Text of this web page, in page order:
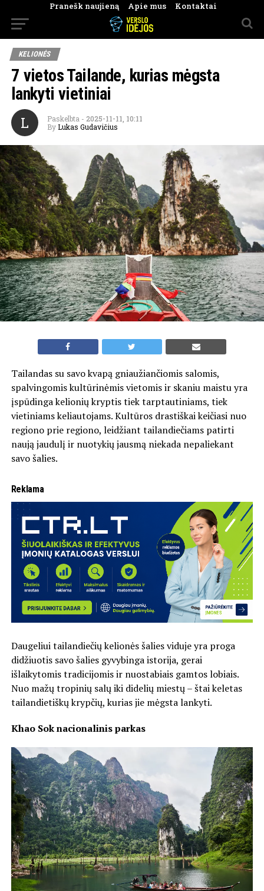
Pranešk naujieną Apie mus Kontaktai
KELIONĖS
7 vietos Tailande, kurias mėgsta
lankyti vietiniai
L Paskelbta - 2025-11-11, 10:11
By Lukas Gudavičius
Tailandas su savo kvapą gniaužiančiomis salomis,
spalvingomis kultūrinėmis vietomis ir skaniu maistu yra
įspūdinga kelionių kryptis tiek tarptautiniams, tiek
vietiniams keliautojams. Kultūros drastiškai keičiasi nuo
regiono prie regiono, leidžiant tailandiečiams patirti
naują jaudulį ir nuotykių jausmą niekada nepaliekant
savo šalies.
Reklama
Daugeliui tailandiečių kelionės šalies viduje yra proga
didžiuotis savo šalies gyvybinga istorija, gerai
išlaikytomis tradicijomis ir nuostabiais gamtos lobiais.
Nuo mažų tropinių salų iki didelių miestų – štai keletas
tailandietiškų krypčių, kurias jie mėgsta lankyti.
Khao Sok nacionalinis parkas